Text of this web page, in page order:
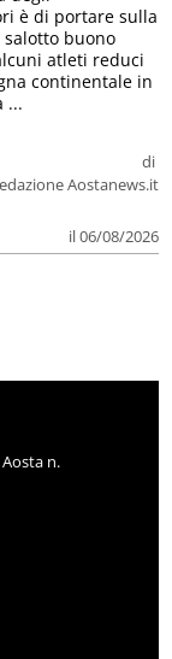
di
Aostanews.it
il 06/08/2026
è di portare sulla
buono
atleti reduci
continentale in
...
n.